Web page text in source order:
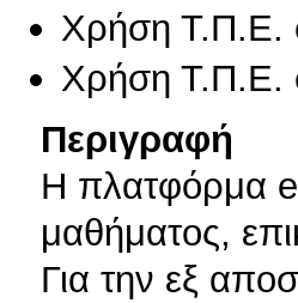
Χρήση Τ.Π.Ε.
Χρήση Τ.Π.Ε.
Περιγραφή
Η πλατφόρμα
μαθήματος,
Για την εξ